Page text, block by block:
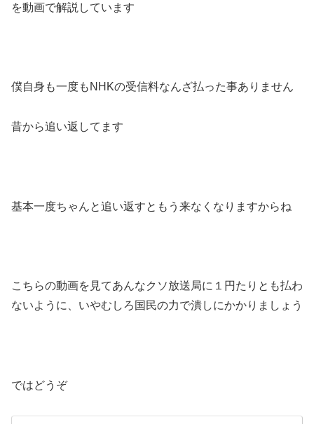
を動画で解説しています
僕自身も一度もNHKの受信料なんざ払った事ありません
昔から追い返してます
基本一度ちゃんと追い返すともう来なくなりますからね
こちらの動画を見てあんなクソ放送局に１円たりとも払わ
ないように、いやむしろ国民の力で潰しにかかりましょう
ではどうぞ